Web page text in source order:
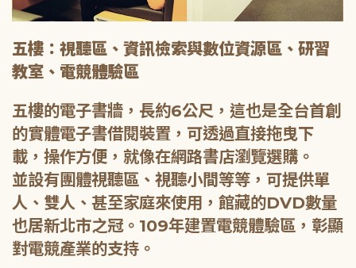
五樓：視聽區、資訊檢索與數位資源區、研習
教室、電競體驗區
五樓的電子書牆，長約6公尺，這也是全台首創
的實體電子書借閱裝置，可透過直接拖曳下
載，操作方便，就像在網路書店瀏覽選購。
並設有團體視聽區、視聽小間等等，可提供單
人、雙人、甚至家庭來使用，館藏的DVD數量
也居新北市之冠。109年建置電競體驗區，彰顯
對電競產業的支持。